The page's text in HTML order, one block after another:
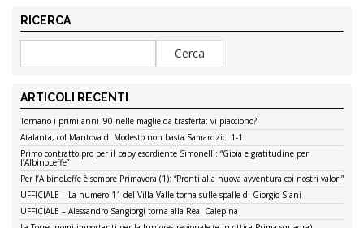
RICERCA
ARTICOLI RECENTI
Tornano i primi anni ’90 nelle maglie da trasferta: vi piacciono?
Atalanta, col Mantova di Modesto non basta Samardzic: 1-1
Primo contratto pro per il baby esordiente Simonelli: “Gioia e gratitudine per
l’AlbinoLeffe”
Per l’AlbinoLeffe è sempre Primavera (1): “Pronti alla nuova avventura coi nostri valori”
UFFICIALE – La numero 11 del Villa Valle torna sulle spalle di Giorgio Siani
UFFICIALE – Alessandro Sangiorgi torna alla Real Calepina